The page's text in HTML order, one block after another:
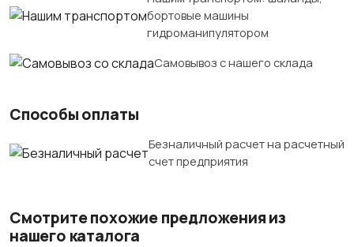
бортовые машины
гидроманипулятором
Самовывоз с нашего склада
Способы оплаты
Безналичный расчет на расчетный
счет предприятия
Смотрите похожие предложения из
нашего каталога